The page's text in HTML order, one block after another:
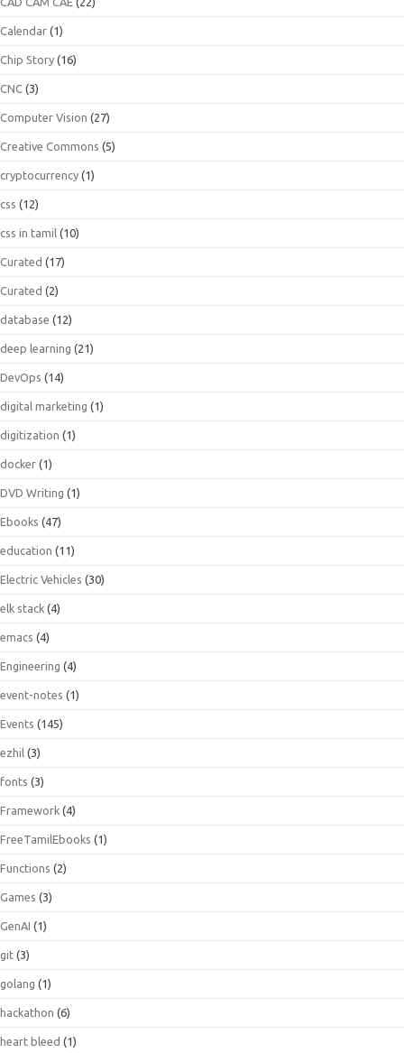
Calendar (1)
Chip Story (16)
CNC (3)
Computer Vision (27)
Creative Commons (5)
cryptocurrency (1)
css (12)
css in tamil (10)
Curated (17)
Curated (2)
database (12)
deep learning (21)
DevOps (14)
digital marketing (1)
digitization (1)
docker (1)
DVD Writing (1)
Ebooks (47)
education (11)
Electric Vehicles (30)
elk stack (4)
emacs (4)
Engineering (4)
event-notes (1)
Events (145)
ezhil (3)
fonts (3)
Framework (4)
FreeTamilEbooks (1)
Functions (2)
Games (3)
GenAI (1)
git (3)
golang (1)
hackathon (6)
heart bleed (1)